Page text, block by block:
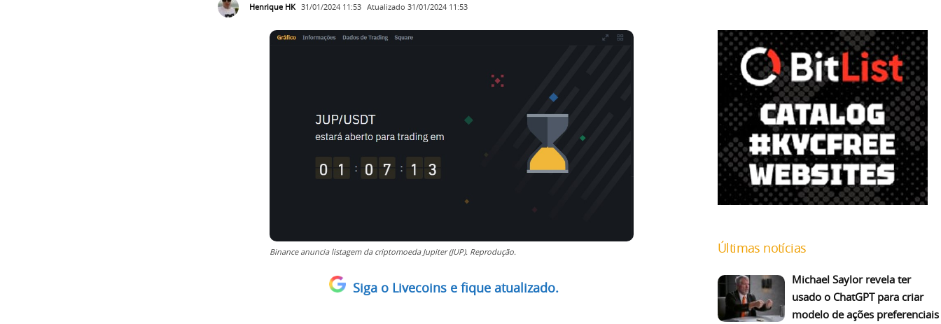
Henrique HK 31/01/2024 11:53 Atualizado 31/01/2024 11:53
Binance anuncia listagem da criptomoeda Jupiter (JUP). Reprodução.
Siga o Livecoins e fique atualizado.
Últimas notícias
Michael Saylor revela ter
usado o ChatGPT para criar
modelo de ações preferenciais